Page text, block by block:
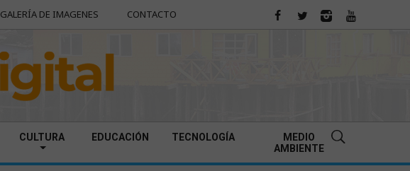
GALERÍA DE IMAGENES CONTACTO
CULTURA EDUCACIÓN TECNOLOGÍA
MEDIO
AMBIENTE